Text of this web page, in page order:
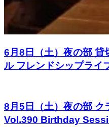
6月8日（土）夜の部 貸
ル フレンドシップライ
8月5日（土）夜の部 ク
Vol.390 Birthday